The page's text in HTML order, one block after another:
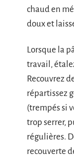
chaud en
doux et
Lorsque la
travail,
Recouvrez
répartissez
(trempés si
trop serrer,
régulières.
recouverte